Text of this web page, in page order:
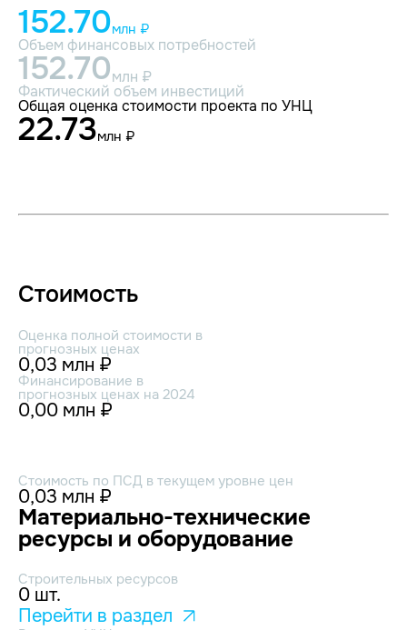
152.70млн ₽
Объем финансовых потребностей
152.70млн ₽
Фактический объем инвестиций
Общая оценка стоимости проекта по УНЦ
22.73млн ₽
Стоимость
Оценка полной стоимости в
прогнозных ценах
0,03 млн ₽
Финансирование в
прогнозных ценах на 2024
0,00 млн ₽
Стоимость по ПСД в текущем уровне цен
0,03 млн ₽
Материально-технические
ресурсы и оборудование
Строительных ресурсов
0 шт.
Перейти в раздел